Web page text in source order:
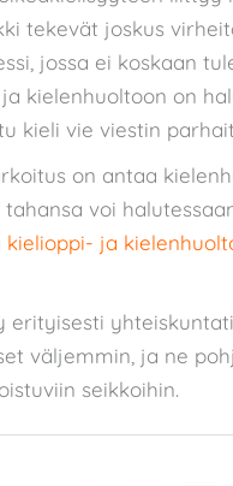
tekevät joskus
jossa ei koskaan
kielenhuoltoon on
kieli vie viestin
on antaa
voi
kielioppi- ja
erityisesti
väljemmin, ja ne
seikkoihin.